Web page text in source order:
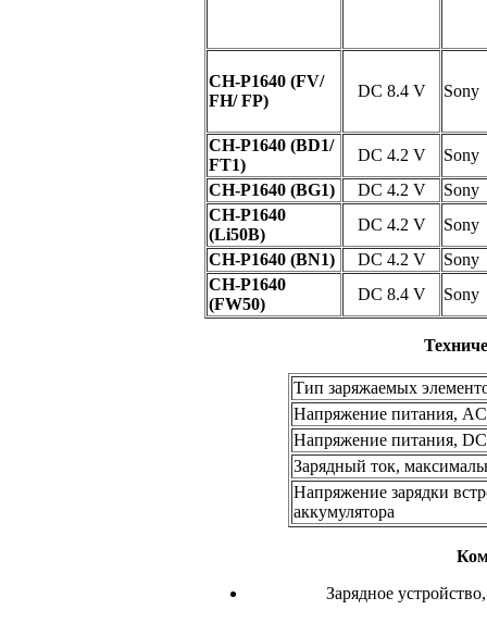
CH-P1640 (FV/
FH/ FP)
DC 8.4 V Sony
CH-P1640 (BD1/
FT1)
DC 4.2 V
Sony
CH-P1640 (BG1)
DC 4.2 V
Sony
CH-P1640
(Li50B)
DC 4.2 V
Sony
CH-P1640 (BN1)
DC 4.2 V
Sony
CH-P1640
(FW50)
DC 8.4 V Sony
Тип заряжаемых
Напряжение питания, AC
Напряжение питания, DC
Зарядный ток,
Напряжение зарядки
аккумулятора
Зарядное